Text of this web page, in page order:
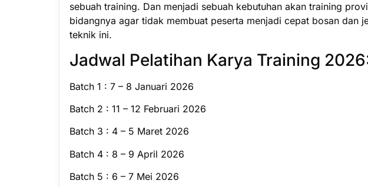
sebuah training. Dan menjadi sebuah kebutuhan akan training
bidangnya agar tidak membuat peserta menjadi cepat bosan dan
teknik ini.
Jadwal Pelatihan Karya Training
Batch 1 : 7 – 8 Januari 2026
Batch 2 : 11 – 12 Februari 2026
Batch 3 : 4 – 5 Maret 2026
Batch 4 : 8 – 9 April 2026
Batch 5 : 6 – 7 Mei 2026